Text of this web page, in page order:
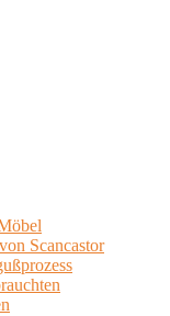
Scancastor